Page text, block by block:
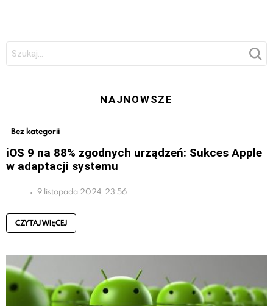
Szukaj:
NAJNOWSZE
Bez kategorii
iOS 9 na 88% zgodnych urządzeń: Sukces Apple
w adaptacji systemu
9 listopada 2024, 23:56
CZYTAJ WIĘCEJ